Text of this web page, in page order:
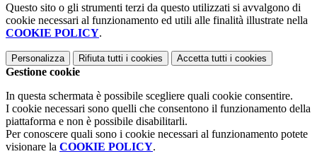
Questo sito o gli strumenti terzi da questo utilizzati si avvalgono di
cookie necessari al funzionamento ed utili alle finalità illustrate nella
COOKIE POLICY.
Personalizza Rifiuta tutti i cookies Accetta tutti i cookies
Gestione cookie
In questa schermata è possibile scegliere quali cookie consentire.
I cookie necessari sono quelli che consentono il funzionamento della
piattaforma e non è possibile disabilitarli.
Per conoscere quali sono i cookie necessari al funzionamento potete
visionare la COOKIE POLICY.